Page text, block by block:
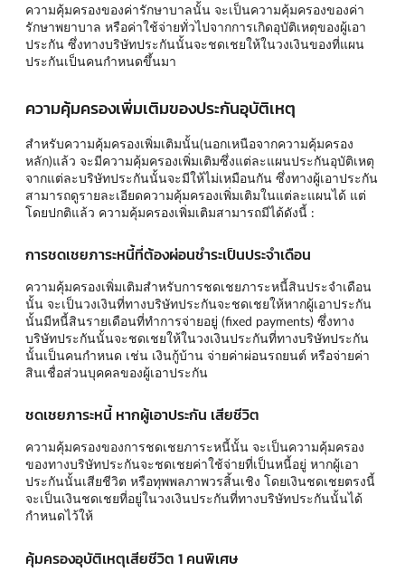
ความคุ้มครองของค่ารักษาบาลนั้น จะเป็นความคุ้มครองของค่า
รักษาพยาบาล หรือค่าใช้จ่ายทั่วไปจากการเกิดอุบัติเหตุของผู้เอา
ประกัน ซึ่งทางบริษัทประกันนั้นจะชดเชยให้ในวงเงินของที่แผน
ประกันเป็นคนกำหนดขึ้นมา
ความคุ้มครองเพิ่มเติมของประกันอุบัติเหตุ
สำหรับความคุ้มครองเพิ่มเติมนั้น(นอกเหนือจากความคุ้มครอง
หลัก)แล้ว จะมีความคุ้มครองเพิ่มเติมซึ่งแต่ละแผนประกันอุบัติเหตุ
จากแต่ละบริษัทประกันนั้นจะมีให้ไม่เหมือนกัน ซึ่งทางผู้เอาประกัน
สามารถดูรายละเอียดความคุ้มครองเพิ่มเติมในแต่ละแผนได้ แต่
โดยปกติแล้ว ความคุ้มครองเพิ่มเติมสามารถมีได้ดังนี้ :
การชดเชยภาระหนี้ที่ต้องผ่อนชำระเป็นประจำเดือน
ความคุ้มครองเพิ่มเติมสำหรับการชดเชยภาระหนี้สินประจำเดือน
นั้น จะเป็นวงเงินที่ทางบริษัทประกันจะชดเชยให้หากผู้เอาประกัน
นั้นมีหนี้สินรายเดือนที่ทำการจ่ายอยู่ (fixed payments) ซึ่งทาง
บริษัทประกันนั้นจะชดเชยให้ในวงเงินประกันที่ทางบริษัทประกัน
นั้นเป็นคนกำหนด เช่น เงินกู้บ้าน จ่ายค่าผ่อนรถยนต์ หรือจ่ายค่า
สินเชื่อส่วนบุคคลของผู้เอาประกัน
ชดเชยภาระหนี้ หากผู้เอาประกัน เสียชีวิต
ความคุ้มครองของการชดเชยภาระหนี้นั้น จะเป็นความคุ้มครอง
ของทางบริษัทประกันจะชดเชยค่าใช้จ่ายที่เป็นหนี้อยู่ หากผู้เอา
ประกันนั้นเสียชีวิต หรือทุพพลภาพวรสิ้นเชิง โดยเงินชดเชยตรงนี้
จะเป็นเงินชดเชยที่อยู่ในวงเงินประกันที่ทางบริษัทประกันนั้นได้
กำหนดไว้ให้
คุ้มครองอุบัติเหตุเสียชีวิต 1 คนพิเศษ